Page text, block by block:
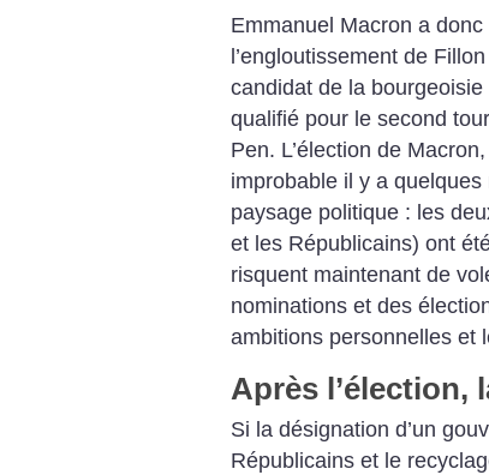
Emmanuel Macron a
l’engloutissement de
candidat de la bourgeoisie
qualifié pour le second
Pen. L’élection de
improbable il y a
paysage politique : les
et les Républicains) ont
risquent maintenant de
nominations et des
ambitions personnelles et
Après l’élection,
Si la désignation d’un
Républicains et le